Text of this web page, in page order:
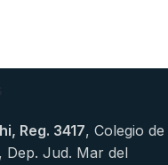
Reg. 3417, Colegio de
Dep. Jud. Mar del